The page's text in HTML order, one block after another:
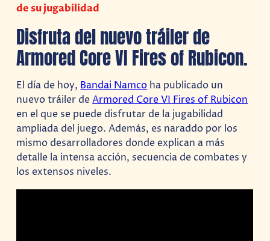
de su jugabilidad
Disfruta del nuevo tráiler de
Armored Core VI Fires of Rubicon.
El día de hoy, Bandai Namco ha publicado un
nuevo tráiler deArmored Core VI Fires of Rubicon
en el que se puede disfrutar de la jugabilidad
ampliada del juego. Además, es naraddo por los
mismo desarrolladores donde explican a más
detalle la intensa acción, secuencia de combates y
los extensos niveles.